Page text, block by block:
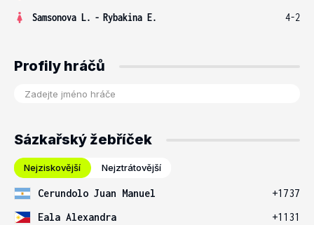
Samsonova L. - Rybakina E. 4-2
Profily hráčů
Sázkařský žebříček
Nejziskovější Nejztrátovější
Cerundolo Juan Manuel
+1737
Eala Alexandra
+1131